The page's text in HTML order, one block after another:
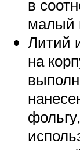
в
малый
Литий
на